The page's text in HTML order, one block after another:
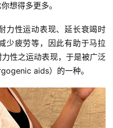
想得多更多。
力性运动表现、延长衰竭时
少疲劳等，因此有助于马拉
性之运动表现，于是被广泛
aids）的一种。